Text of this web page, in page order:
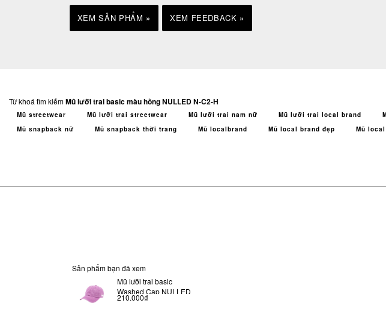
XEM SẢN PHẨM » XEM FEEDBACK »
Từ khoá tìm kiếmMũ lưỡi trai basic màu hồng NULLED N-C2-H
Mũ streetwear Mũ lưỡi trai streetwear Mũ lưỡi trai nam nữ Mũ lưỡi trai local brand
Mũ snapback nữ
Mũ snapback thời trang Mũ localbrand Mũ local brand đẹp Mũ
Sản phẩm bạn đã xem
Mũ lưỡi trai basic
Washed Cap NULLED
N-C2-H
210.000₫